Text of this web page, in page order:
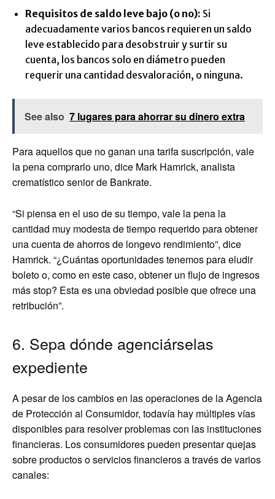
Requisitos de saldo leve bajo (o no): Si
adecuadamente varios bancos requieren un saldo
leve establecido para desobstruir y surtir su
cuenta, los bancos solo en diámetro pueden
requerir una cantidad desvaloración, o ninguna.
See also 7 lugares para ahorrar su dinero extra
Para aquellos que no ganan una tarifa suscripción, vale
la pena comprarlo uno, dice Mark Hamrick, analista
crematístico senior de Bankrate.
“Si piensa en el uso de su tiempo, vale la pena la
cantidad muy modesta de tiempo requerido para obtener
una cuenta de ahorros de longevo rendimiento”, dice
Hamrick. “¿Cuántas oportunidades tenemos para eludir
boleto o, como en este caso, obtener un flujo de ingresos
más stop? Esta es una obviedad posible que ofrece una
retribución”.
6. Sepa dónde agenciárselas
expediente
A pesar de los cambios en las operaciones de la Agencia
de Protección al Consumidor, todavía hay múltiples vías
disponibles para resolver problemas con las instituciones
financieras. Los consumidores pueden presentar quejas
sobre productos o servicios financieros a través de varios
canales: